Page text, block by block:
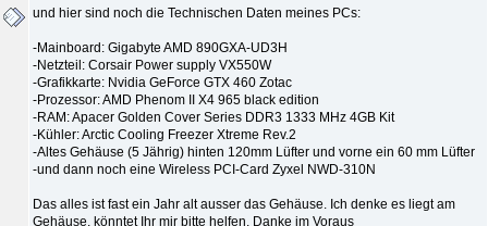
und hier sind noch die Technischen Daten meines PCs:
-Mainboard: Gigabyte AMD 890GXA-UD3H
-Netzteil: Corsair Power supply VX550W
-Grafikkarte: Nvidia GeForce GTX 460 Zotac
-Prozessor: AMD Phenom II X4 965 black edition
-RAM: Apacer Golden Cover Series DDR3 1333 MHz 4GB Kit
-Kühler: Arctic Cooling Freezer Xtreme Rev.2
-Altes Gehäuse (5 Jährig) hinten 120mm Lüfter und vorne ein 60 mm Lüfter
-und dann noch eine Wireless PCI-Card Zyxel NWD-310N
Das alles ist fast ein Jahr alt ausser das Gehäuse. Ich denke es liegt am
Gehäuse, könntet Ihr mir bitte helfen. Danke im Voraus